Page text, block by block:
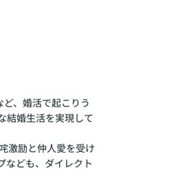
、婚活で起こりう
結婚生活を実現して
激励と仲人愛を受け
なども、ダイレクト